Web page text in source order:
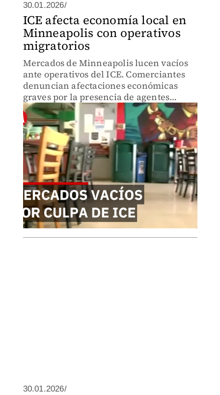
30.01.2026/
ICE afecta economía local en
Minneapolis con operativos
migratorios
Mercados de Minneapolis lucen vacíos
ante operativos del ICE. Comerciantes
denuncian afectaciones económicas
graves por la presencia de agentes
migratorios.
30.01.2026/